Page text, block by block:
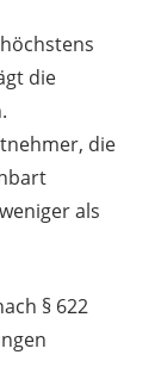
die
die
als
§ 622